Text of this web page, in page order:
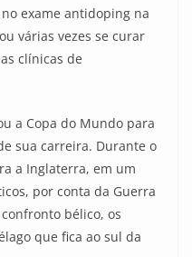
exame antidoping na
várias vezes se curar
clínicas de
a Copa do Mundo para
sua carreira. Durante o
a Inglaterra, em um
por conta da Guerra
bélico, os
que fica ao sul da